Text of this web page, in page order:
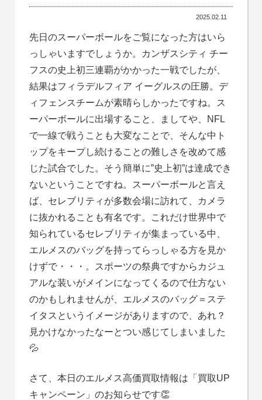
2025.02.11
先日のスーパーボールをご覧になった方はいら
っしゃいますでしょうか。カンザスシティ チー
フスの史上初三連覇がかかった一戦でしたが、
結果はフィラデルフィア イーグルスの圧勝。デ
ィフェンスチームが素晴らしかったですね。ス
ーパーボールに出場すること、ましてや、NFL
で一線で戦うことも大変なことで、そんな中ト
ップをキープし続けることの難しさを改めて感
じた試合でした。そう簡単に”史上初”は達成でき
ないということですね。スーパーボールと言え
ば、セレブリティが多数会場に訪れて、カメラ
に抜かれることも有名です。これだけ世界中で
知られているセレブリティが集まっている中、
エルメスのバッグを持ってらっしゃる方を見か
けずで・・・。スポーツの祭典ですからカジュ
アルな装いがメインになってくるので仕方ない
のかもしれませんが、エルメスのバッグ＝ステ
イタスというイメージがありますので、あれ？
見かけなかったなーとつい感じてしまいました
💦
さて、本日のエルメス高価買取情報は「買取UP
キャンペーン」のお知らせです👏